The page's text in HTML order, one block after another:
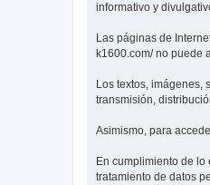
informativo y
Las páginas de
k1600.com/ no puede
Los textos, imágenes,
transmisión,
Asimismo, para
En cumplimiento de
tratamiento de datos